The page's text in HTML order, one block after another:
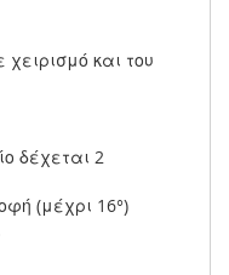
και του
δέχεται 2
(μέχρι 16°)